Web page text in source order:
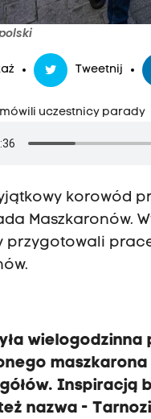
Tweetnij
mówili uczestnicy parady
korowód
Maszkaronów.
przygotowali
wielogodzinna
Inspiracją
nazwa -